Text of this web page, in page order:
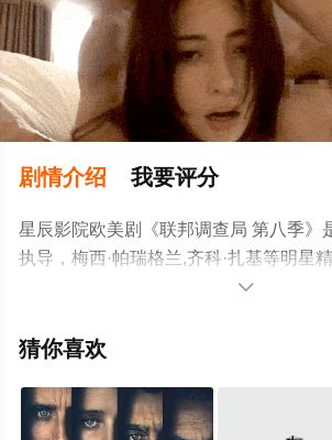
剧情介绍 我要评分
星辰影院欧美剧《联邦调查局 第八季》
执导，梅西·帕瑞格兰,齐科·扎基等明星
剧，手机免费观看高清无删减完整版电
网等平台了解。

猜你喜欢